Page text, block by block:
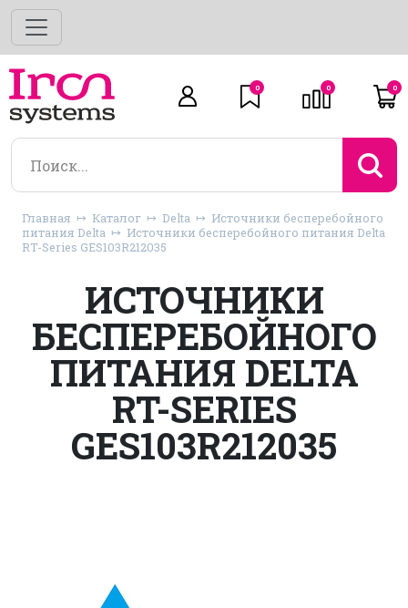
0 0 0
Главная Каталог Delta
Источники бесперебойного
питания Delta
Источники бесперебойного питания Delta
RT-Series GES103R212035
ИСТОЧНИКИ
БЕСПЕРЕБОЙНОГО
ПИТАНИЯ DELTA
RT-SERIES
GES103R212035